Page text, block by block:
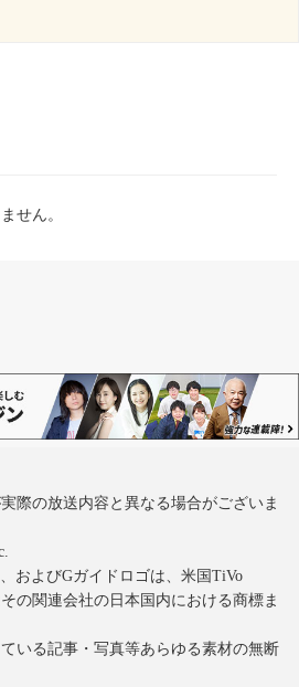
せん。
際の放送内容と異なる場合がございま
およびGガイドロゴは、米国TiVo
の関連会社の日本国内における商標ま
いる記事・写真等あらゆる素材の無断